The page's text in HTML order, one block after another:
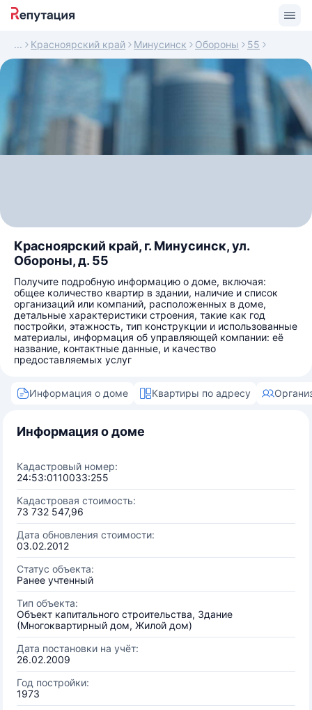
Красноярский край Минусинск Обороны 55
Красноярский край, г. Минусинск, ул.
Обороны, д. 55
Получите подробную информацию о доме, включая:
общее количество квартир в здании, наличие и список
организаций или компаний, расположенных в доме,
детальные характеристики строения, такие как год
постройки, этажность, тип конструкции и использованные
материалы, информация об управляющей компании: её
название, контактные данные, и качество
предоставляемых услуг
Информация о доме Квартиры по адресу
Информация о доме
Кадастровый номер:
24:53:0110033:255
Кадастровая стоимость:
73 732 547,96
Дата обновления стоимости:
03.02.2012
Статус объекта:
Ранее учтенный
Тип объекта:
Объект капитального строительства, Здание
(Многоквартирный дом, Жилой дом)
Дата постановки на учёт:
26.02.2009
Год постройки:
1973